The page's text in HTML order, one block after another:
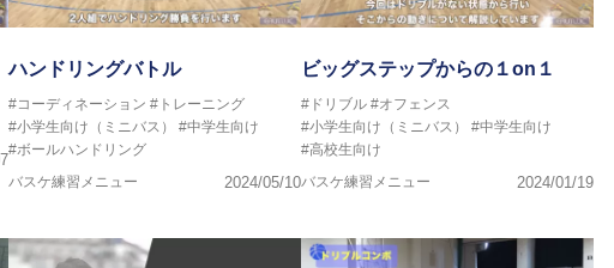
ハンドリングバトル
#コーディネーション #トレーニング
#小学生向け（ミニバス）
#中学生向け
#ボールハンドリング
バスケ練習メニュー
2024/05/10
ビッグステップからの１on１
#ドリブル #オフェンス
#小学生向け（ミニバス）
#中学生向け
#高校生向け
バスケ練習メニュー
2024/01/19